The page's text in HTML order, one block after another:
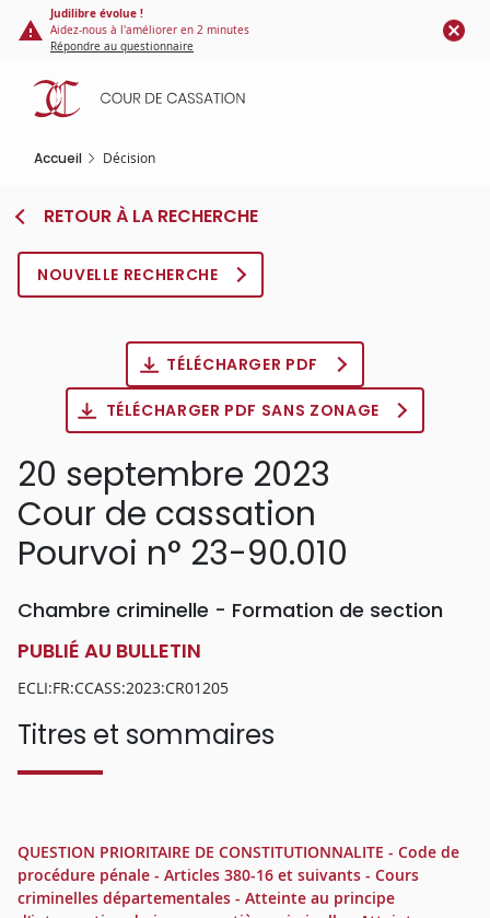
Panneau de gestion des cookies
contenu
principal
Judilibre évolue !
Aidez-nous à l'améliorer en 2 minutes
Répondre au questionnaire
Accueil Décision
RETOUR À LA RECHERCHE
NOUVELLE RECHERCHE
TÉLÉCHARGER PDF
TÉLÉCHARGER PDF SANS ZONAGE
20 septembre 2023
Cour de cassation
Pourvoi n° 23-90.010
Chambre criminelle - Formation de section
PUBLIÉ AU BULLETIN
ECLI:FR:CCASS:2023:CR01205
Titres et sommaires
QUESTION PRIORITAIRE DE CONSTITUTIONNALITE - Code de
procédure pénale - Articles 380-16 et suivants - Cours
criminelles départementales - Atteinte au principe